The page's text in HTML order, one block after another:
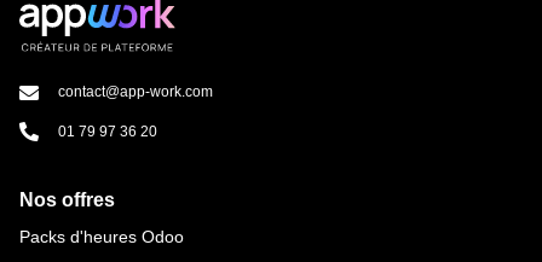
contact@app-work.com
01 79 97 36 20
Nos offres
Packs d'heures Odoo